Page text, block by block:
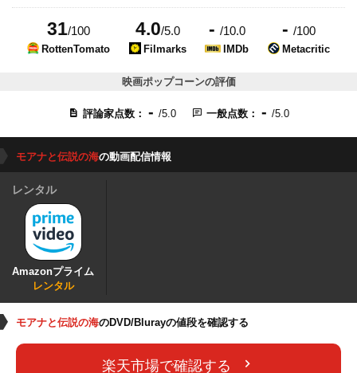
31/100
RottenTomato
4.0/5.0
Filmarks
- /10.0
IMDb
-/100
Metacritic
映画ポップコーンの評価
評論家点数： - /5.0 一般点数： - /5.0
モアナと伝説の海の動画配信情報
レンタル
Amazonプライム
レンタル
モアナと伝説の海のDVD/Blurayの値段を確認する
楽天市場で確認する